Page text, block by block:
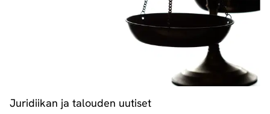
Juridiikan ja talouden uutiset